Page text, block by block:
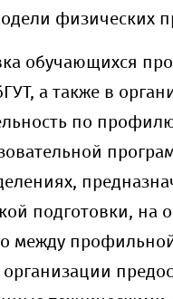
физических
обучающихся
а также в
по
подготовки, на
между